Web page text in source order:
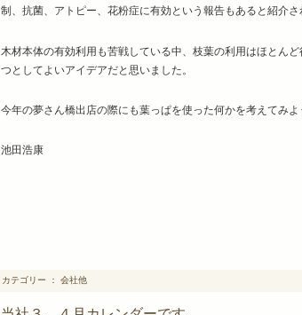
制、抗菌、アトピー、花粉症に有効という報告もあると紹介さ
木材本体の有効利用も苦戦している中、枝葉の利用はほとん
つとしてよいアイデアだと思いました。
今年の夢さん橋出店の際にも葉っぱを使った何かを考えてみよ
池田浩康
カテゴリー ： 会社他